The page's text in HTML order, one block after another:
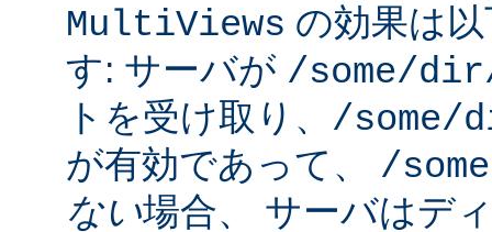
MultiViews の効果は
す: サーバが /some/
トを受け取り、 /some/
が有効であって、 /
ない場合、 サーバはデ